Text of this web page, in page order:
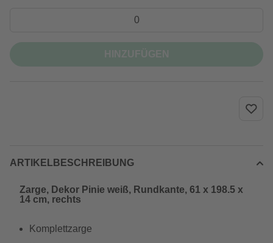
ARTIKELBESCHREIBUNG
Zarge, Dekor Pinie weiß, Rundkante, 61 x 198.5 x
14 cm, rechts
Komplettzarge